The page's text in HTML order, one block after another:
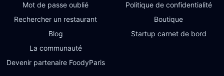
Mot de passe oublié
Rechercher un restaurant
Blog
La communauté
Devenir partenaire FoodyParis
Politique de confidentialité
Boutique
Startup carnet de bord